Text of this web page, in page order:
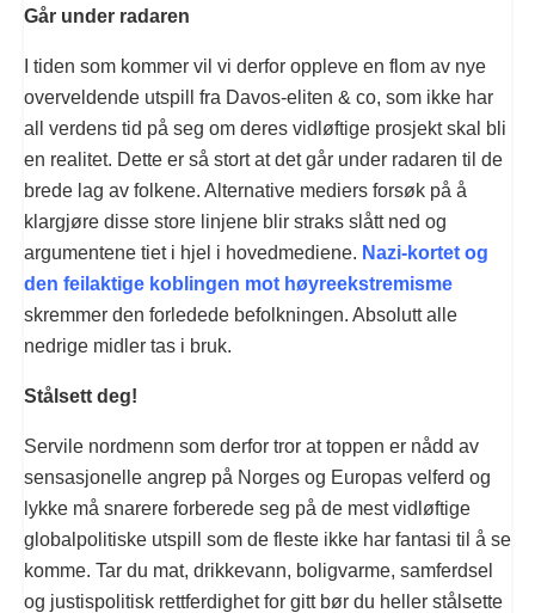
Går under radaren
I tiden som kommer vil vi derfor oppleve en flom av nye
overveldende utspill fra Davos-eliten & co, som ikke har
all verdens tid på seg om deres vidløftige prosjekt skal bli
en realitet. Dette er så stort at det går under radaren til de
brede lag av folkene. Alternative mediers forsøk på å
klargjøre disse store linjene blir straks slått ned og
argumentene tiet i hjel i hovedmediene. Nazi-kortet og
den feilaktige koblingen mot høyreekstremisme
skremmer den forledede befolkningen. Absolutt alle
nedrige midler tas i bruk.
Stålsett deg!
Servile nordmenn som derfor tror at toppen er nådd av
sensasjonelle angrep på Norges og Europas velferd og
lykke må snarere forberede seg på de mest vidløftige
globalpolitiske utspill som de fleste ikke har fantasi til å se
komme. Tar du mat, drikkevann, boligvarme, samferdsel
og justispolitisk rettferdighet for gitt bør du heller stålsette